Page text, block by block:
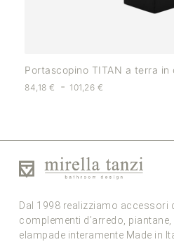
Portascopino TITAN a terra in
84,18 € - 101,26 €
Dal 1998 realizziamo accessori
complementi d’arredo,
elampade interamente Made in